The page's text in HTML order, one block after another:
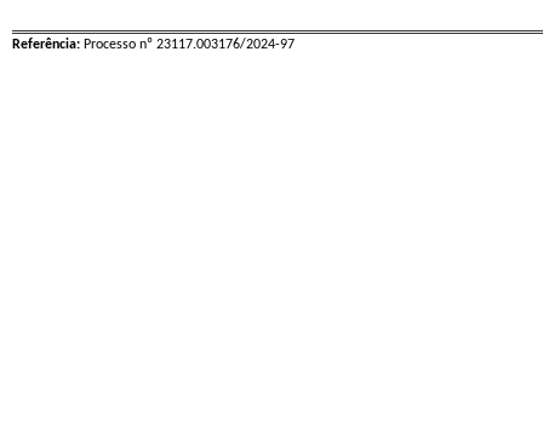
Referência: Processo nº 23117.003176/2024-97